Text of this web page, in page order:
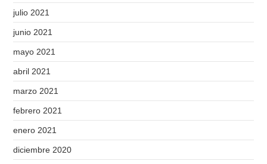
julio 2021
junio 2021
mayo 2021
abril 2021
marzo 2021
febrero 2021
enero 2021
diciembre 2020